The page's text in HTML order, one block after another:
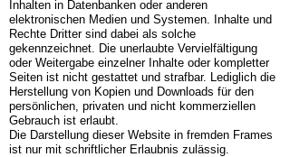
Inhalten in Datenbanken oder anderen
elektronischen Medien und Systemen. Inhalte und
Rechte Dritter sind dabei als solche
gekennzeichnet. Die unerlaubte Vervielfältigung
oder Weitergabe einzelner Inhalte oder kompletter
Seiten ist nicht gestattet und strafbar. Lediglich die
Herstellung von Kopien und Downloads für den
persönlichen, privaten und nicht kommerziellen
Gebrauch ist erlaubt.
Die Darstellung dieser Website in fremden Frames
ist nur mit schriftlicher Erlaubnis zulässig.